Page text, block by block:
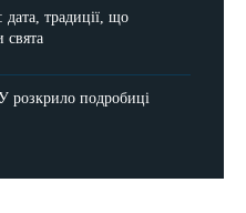
традиції, що
свята
розкрило подробиці